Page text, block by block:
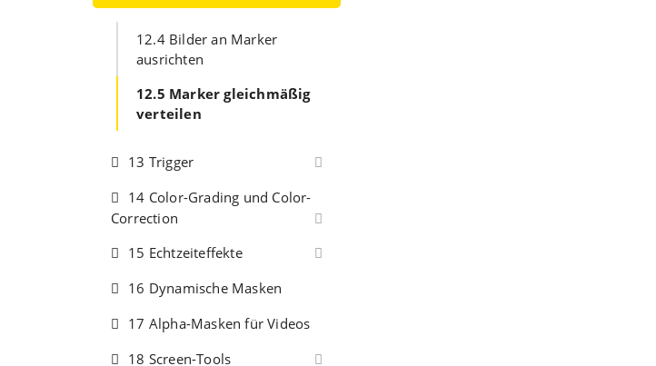
12.4 Bilder an Marker
ausrichten
12.5 Marker gleichmäßig
verteilen
13 Trigger
14 Color-Grading und Color-
Correction
15 Echtzeiteffekte
16 Dynamische Masken
17 Alpha-Masken für Videos
18 Screen-Tools